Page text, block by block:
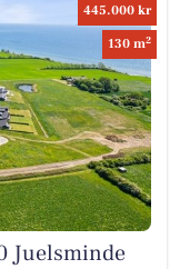
445.000 kr
130 m2
Juelsminde